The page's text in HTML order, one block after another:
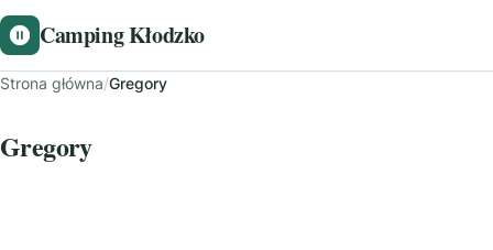
Camping Kłodzko
Strona główna/Gregory
Gregory